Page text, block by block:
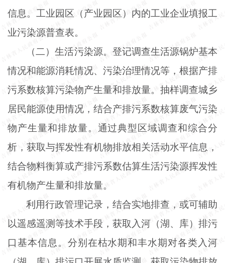
信息。工业园区（产业园区）内的工业企业填报工
业污染源普查表。
（二）生活污染源。登记调查生活源锅炉基本
情况和能源消耗情况、污染治理情况等，根据产排
污系数核算污染物产生量和排放量。抽样调查城乡
居民能源使用情况，结合产排污系数核算废气污染
物产生量和排放量。通过典型区域调查和综合分
析，获取与挥发性有机物排放相关活动水平信息，
结合物料衡算或产排污系数估算生活污染源挥发性
有机物产生量和排放量。
利用行政管理记录，结合实地排查，或可辅助
以遥感遥测等技术手段，获取入河（湖、库）排污
口基本信息。分别在枯水期和丰水期对各类入河